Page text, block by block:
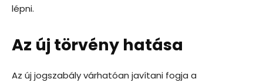
lépni.
Az új törvény hatása
Az új jogszabály várhatóan javítani fogja a